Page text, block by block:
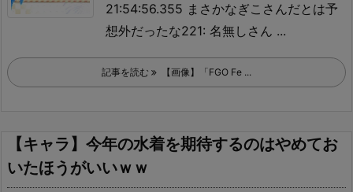
21:54:56.355 まさかなぎこさんだとは予
想外だったな221: 名無しさん ...
記事を読む 【画像】「FGO Fe ...
【キャラ】今年の水着を期待するのはやめてお
いたほうがいいｗｗ